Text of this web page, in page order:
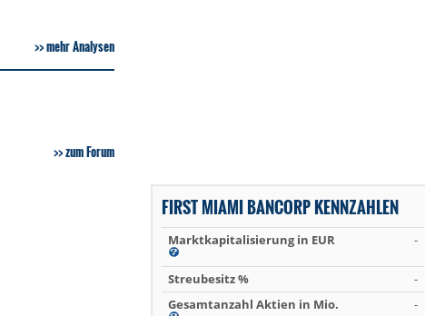
mehr Analysen
zum Forum
FIRST MIAMI BANCORP KENNZAHLEN
Marktkapitalisierung in EUR -
Streubesitz %
-
Gesamtanzahl Aktien in Mio.
-